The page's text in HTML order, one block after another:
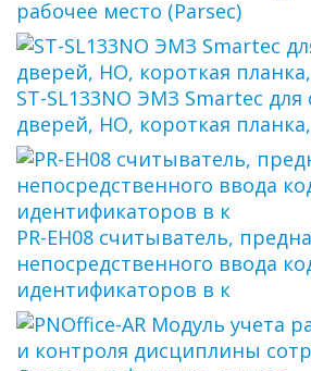
рабочее место (Parsec)
ST-SL133NO ЭМЗ Smartec для
дверей, НО, короткая
PR-EH08 считыватель,
непосредственного ввода
идентификаторов в к